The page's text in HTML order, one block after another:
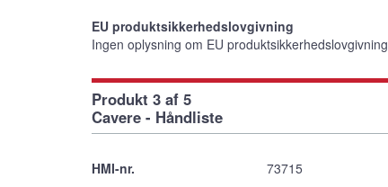
EU produktsikkerhedslovgivning
Ingen oplysning om EU produktsikkerhedslovgivning
Produkt 3 af 5
Cavere - Håndliste
HMI-nr.
73715